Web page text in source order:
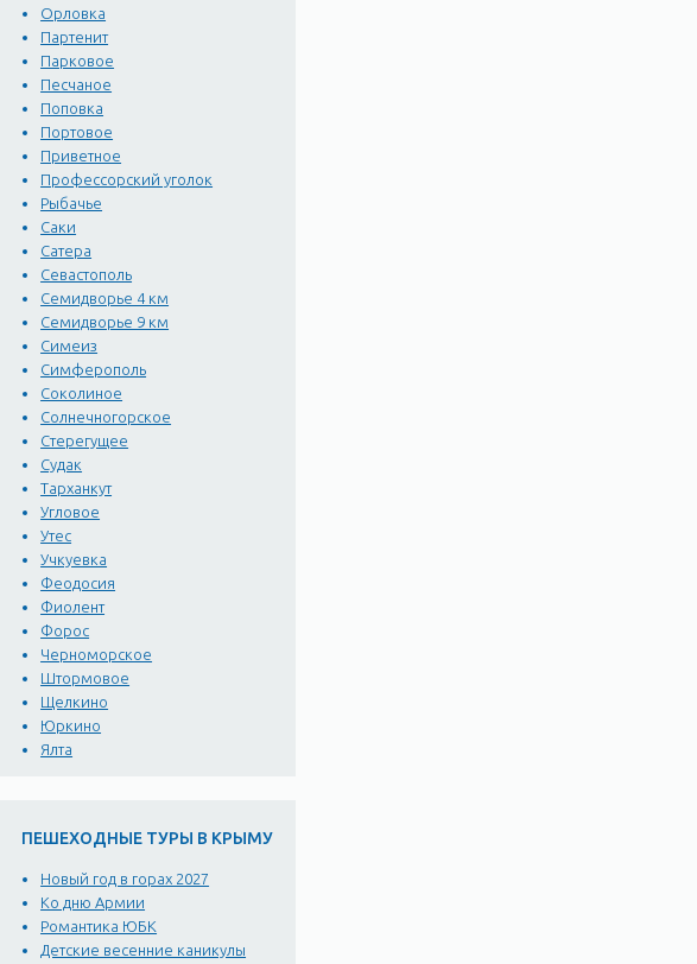
Орловка
Партенит
Парковое
Песчаное
Поповка
Портовое
Приветное
Профессорский уголок
Рыбачье
Саки
Сатера
Севастополь
Семидворье 4 км
Семидворье 9 км
Симеиз
Симферополь
Соколиное
Солнечногорское
Стерегущее
Судак
Тарханкут
Угловое
Утес
Учкуевка
Феодосия
Фиолент
Форос
Черноморское
Штормовое
Щелкино
Юркино
Ялта
ПЕШЕХОДНЫЕ ТУРЫ В КРЫМУ
Новый год в горах 2027
Ко дню Армии
Романтика ЮБК
Детские весенние каникулы